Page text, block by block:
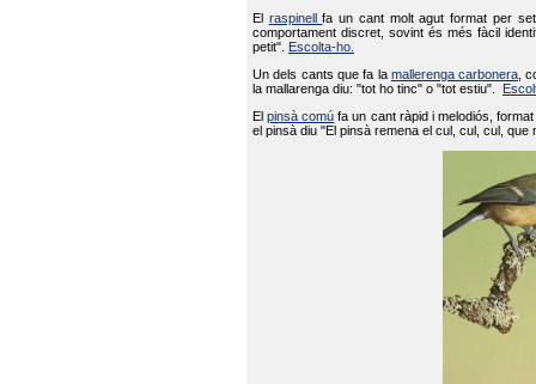
El raspinellfa un cant molt agut format per
comportament discret, sovint és més fàcil
petit".
Escolta-ho.
Un dels cants que fa la mallerenga carbonera ,
la mallarenga diu: "tot ho tinc" o "tot estiu".
Elpinsà comú fa un cant ràpid i melodiós,
el pinsà diu "El pinsà remena el cul, cul, cul,